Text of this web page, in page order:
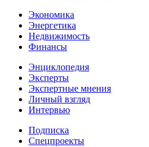
Экономика
Энергетика
Недвижимость
Финансы
Энциклопедия
Эксперты
Экспертные мнения
Личный взгляд
Интервью
Подписка
Спецпроекты